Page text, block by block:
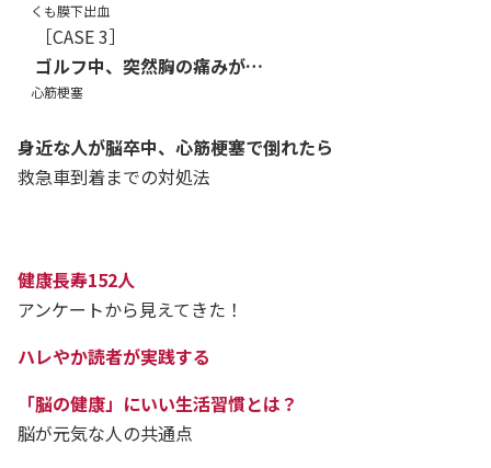
くも膜下出血
［CASE 3］
ゴルフ中、突然胸の痛みが…
心筋梗塞
身近な人が脳卒中、心筋梗塞で倒れたら
救急車到着までの対処法
健康長寿152人
アンケートから見えてきた！
ハレやか読者が実践する
「脳の健康」にいい生活習慣とは？
脳が元気な人の共通点